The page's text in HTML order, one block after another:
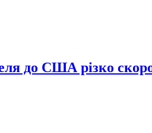
до США різко